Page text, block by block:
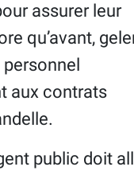
assurer leur
qu’avant,
aux contrats
public doit